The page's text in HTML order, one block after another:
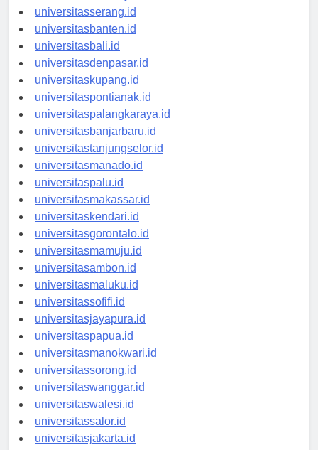
universitassurabaya.id
universitasserang.id
universitasbanten.id
universitasbali.id
universitasdenpasar.id
universitaskupang.id
universitaspontianak.id
universitaspalangkaraya.id
universitasbanjarbaru.id
universitastanjungselor.id
universitasmanado.id
universitaspalu.id
universitasmakassar.id
universitaskendari.id
universitasgorontalo.id
universitasmamuju.id
universitasambon.id
universitasmaluku.id
universitassofifi.id
universitasjayapura.id
universitaspapua.id
universitasmanokwari.id
universitassorong.id
universitaswanggar.id
universitaswalesi.id
universitassalor.id